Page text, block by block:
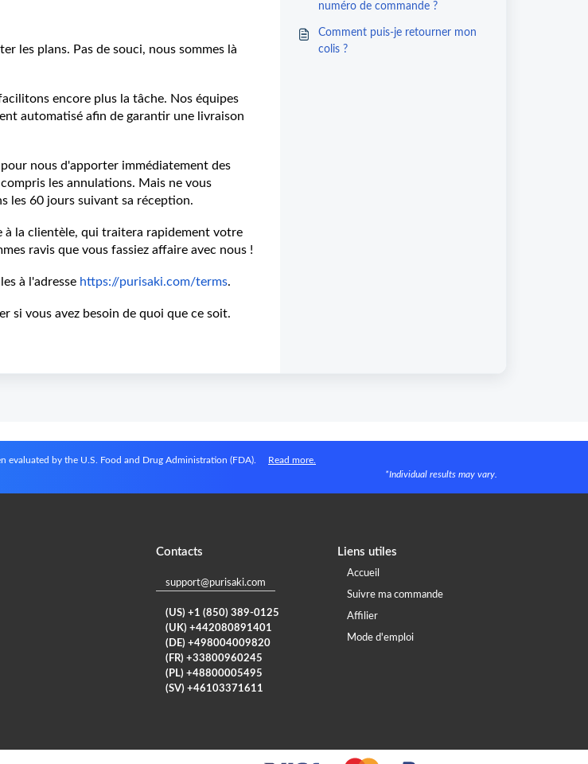
les plans. Pas de souci, nous sommes là
encore plus la tâche. Nos équipes
automatisé afin de garantir une livraison
nous d'apporter immédiatement des
les annulations. Mais ne vous
les 60 jours suivant sa réception.
à la clientèle, qui traitera rapidement votre
ravis que vous fassiez affaire avec nous !
à l'adresse https://purisaki.com/terms.
si vous avez besoin de quoi que ce soit.
numéro de commande ?
Comment puis-je retourner mon
colis ?
by the U.S. Food and Drug Administration (FDA).
Read more.
*Individual results may vary.
Contacts
support@purisaki.com
(US) +1 (850) 389-0125
(UK) +442080891401
(DE) +498004009820
(FR) +33800960245
(PL) +48800005495
(SV) +46103371611
Liens utiles
Accueil
Suivre ma commande
Affilier
Mode d'emploi